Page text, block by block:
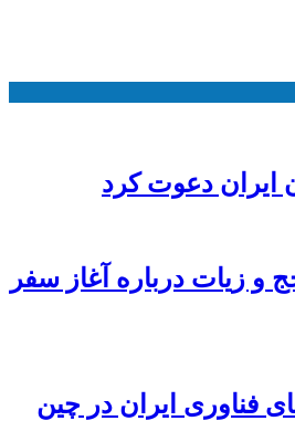
و زیات درباره آغاز سفر
فناوری ایران در چین